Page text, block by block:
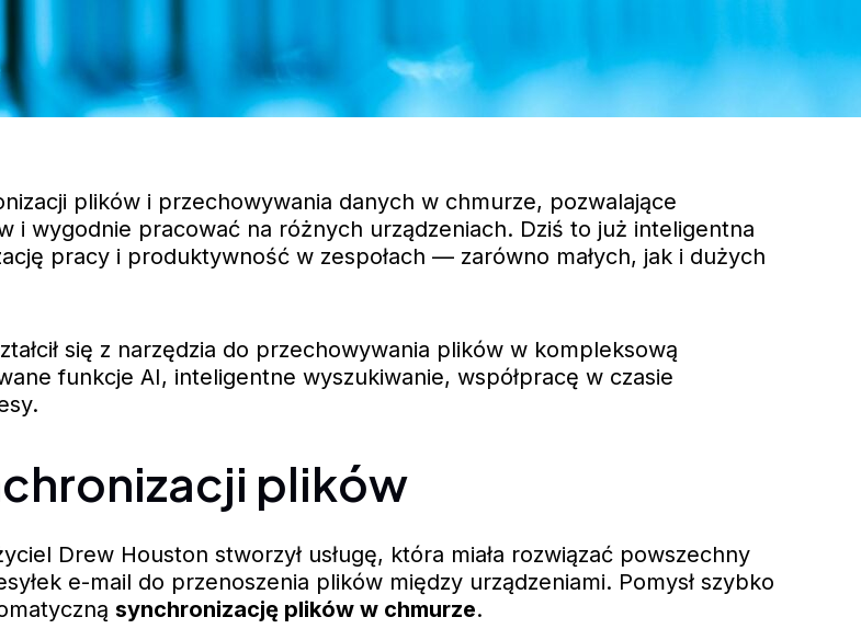
plików i przechowywania danych w chmurze, pozwalające
i wygodnie pracować na różnych urządzeniach. Dziś to już inteligentna
pracy i produktywność w zespołach — zarówno małych, jak i dużych
się z narzędzia do przechowywania plików w kompleksową
funkcje AI, inteligentne wyszukiwanie, współpracę w czasie
plików
Drew Houston stworzył usługę, która miała rozwiązać powszechny
e-mail do przenoszenia plików między urządzeniami. Pomysł szybko
synchronizację plików w chmurze.